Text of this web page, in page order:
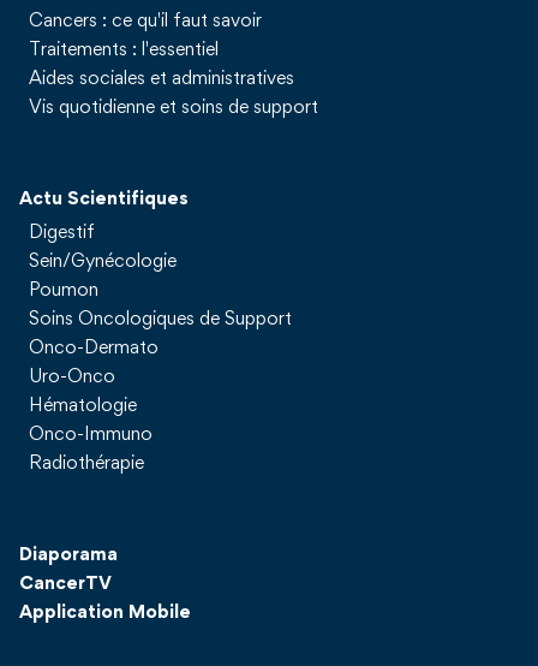
Cancers : ce qu'il faut savoir
Traitements : l'essentiel
Aides sociales et administratives
Vis quotidienne et soins de support
Actu Scientifiques
Digestif
Sein/Gynécologie
Poumon
Soins Oncologiques de Support
Onco-Dermato
Uro-Onco
Hématologie
Onco-Immuno
Radiothérapie
Diaporama
CancerTV
Application Mobile